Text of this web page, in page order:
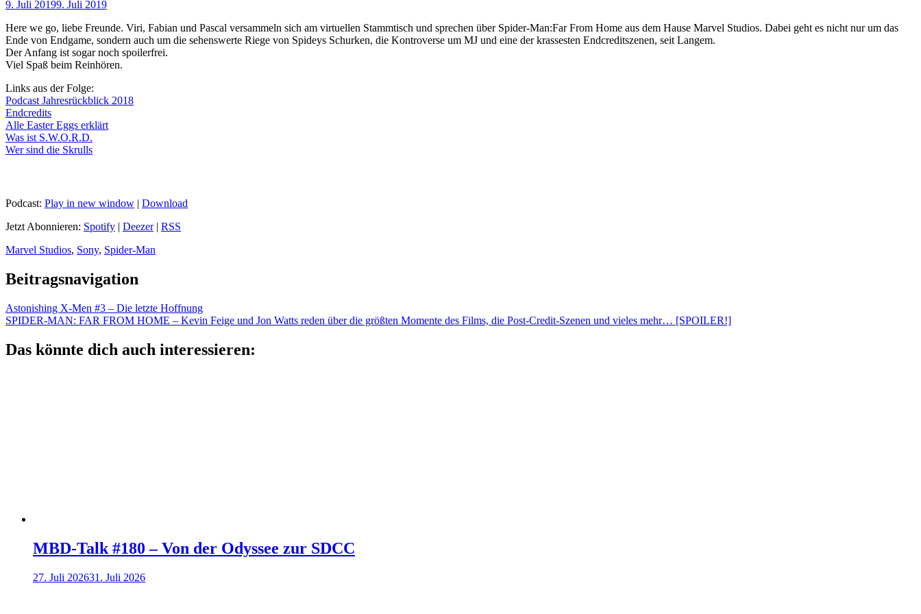
9. Juli 20199. Juli 2019
Here we go, liebe Freunde. Viri, Fabian und Pascal versammeln sich am virtuellen Stammtisch und sprechen über Spider-Man:Far From Home aus dem Hause Marvel Studios. Dabei geht es nicht nur um das
Ende von Endgame, sondern auch um die sehenswerte Riege von Spideys Schurken, die Kontroverse um MJ und eine der krassesten Endcreditszenen, seit Langem.
Der Anfang ist sogar noch spoilerfrei.
Viel Spaß beim Reinhören.
Links aus der Folge:
Podcast Jahresrückblick 2018
Endcredits
Alle Easter Eggs erklärt
Was ist S.W.O.R.D.
Wer sind die Skrulls
Podcast: Play in new window | Download
Jetzt Abonnieren: Spotify | Deezer| RSS
Marvel Studios, Sony, Spider-Man
Beitragsnavigation
Astonishing X-Men #3 – Die letzte Hoffnung
SPIDER-MAN: FAR FROM HOME – Kevin Feige und Jon Watts reden über die größten Momente des Films, die Post-Credit-Szenen und vieles mehr… [SPOILER!]
Das könnte dich auch interessieren:
MBD-Talk #180 – Von der Odyssee zur SDCC
27. Juli 202631. Juli 2026